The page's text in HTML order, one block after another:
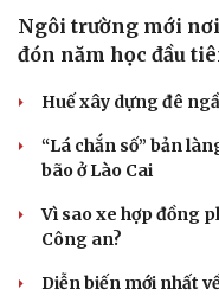
Ngôi trường mới
đón năm học đầu
Huế xây dựng đê
“Lá chắn số” bản
bão ở Lào Cai
Vì sao xe hợp đồng
Công an?
Diễn biến mới nhất